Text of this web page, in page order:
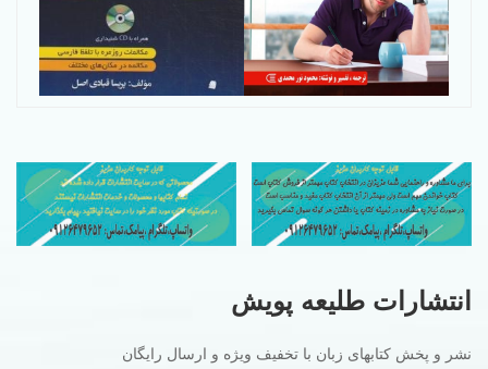
انتشارات طلیعه پویش
نشر و پخش کتابهای زبان با تخفیف ویژه و ارسال رایگان